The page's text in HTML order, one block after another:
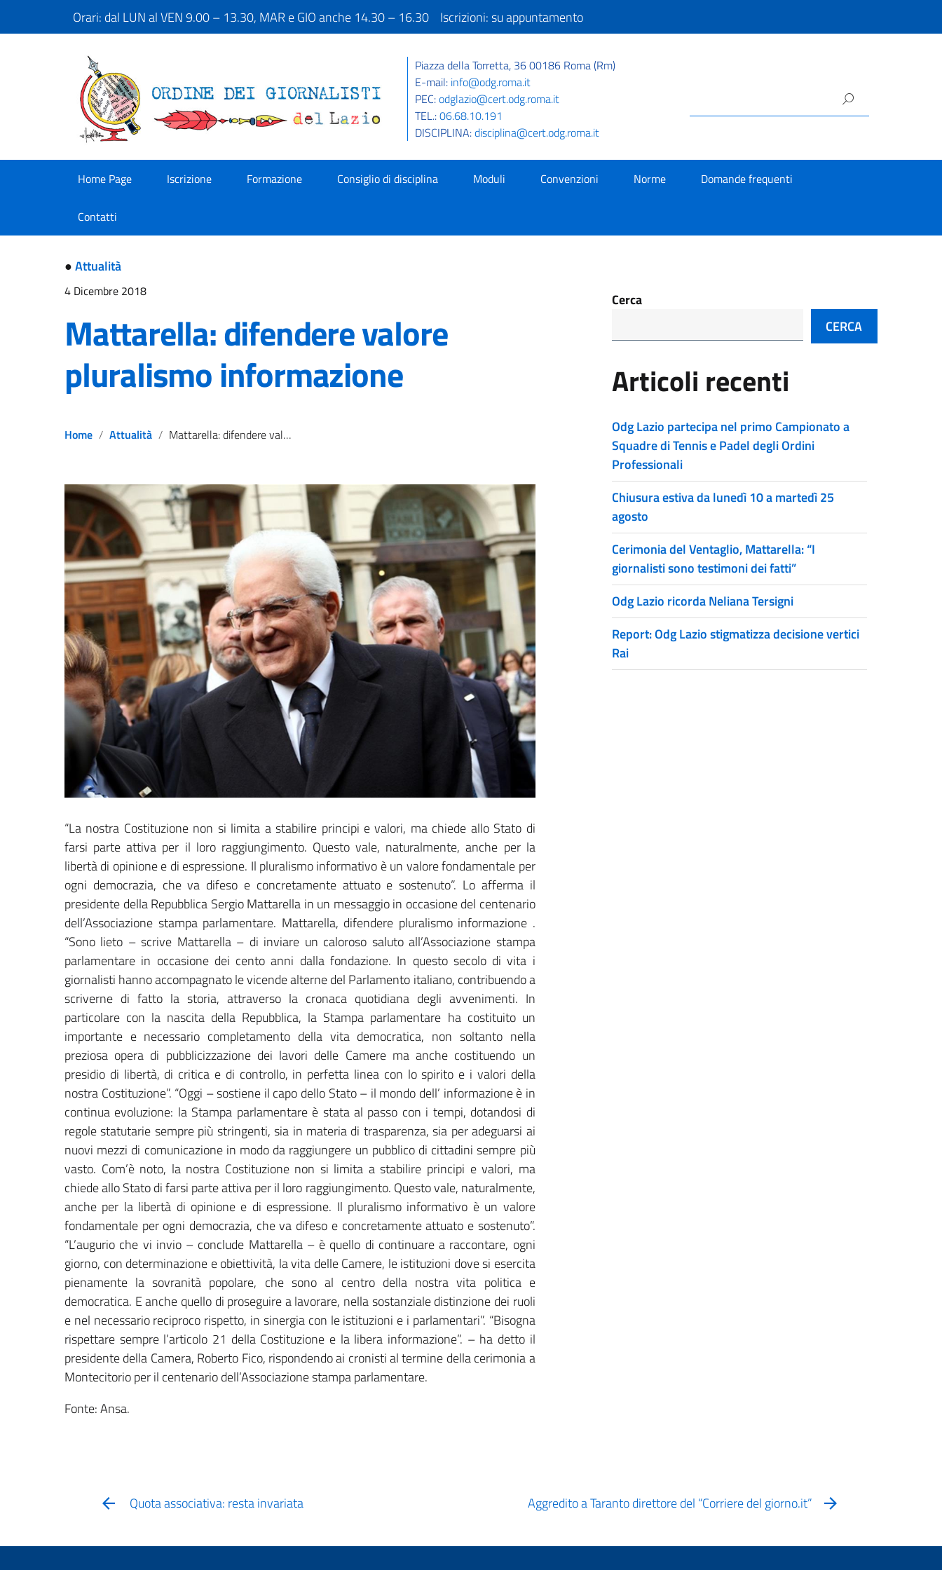
Orari: dal LUN al VEN 9.00 – 13.30, MAR e GIO anche 14.30 – 16.30 Iscrizioni: su appuntamento
Piazza della Torretta, 36 00186 Roma (Rm)
E-mail: info@odg.roma.it
PEC:odglazio@cert.odg.roma.it
TEL.:06.68.10.191
DISCIPLINA:disciplina@cert.odg.roma.it
Home Page Iscrizione Formazione Consiglio di disciplina Moduli Convenzioni Norme Domande frequenti
Contatti
●Attualità
4 Dicembre 2018
Mattarella: difendere valore
pluralismo informazione
Home Attualità Mattarella: difendere valore pluralismo informazione
“La nostra Costituzione non si limita a stabilire principi e valori, ma chiede allo Stato di
farsi parte attiva per il loro raggiungimento. Questo vale, naturalmente, anche per la
libertà di opinione e di espressione. Il pluralismo informativo è un valore fondamentale per
ogni democrazia, che va difeso e concretamente attuato e sostenuto”. Lo afferma il
presidente della Repubblica Sergio Mattarella in un messaggio in occasione del centenario
dell’Associazione stampa parlamentare. Mattarella, difendere pluralismo informazione .
“Sono lieto – scrive Mattarella – di inviare un caloroso saluto all’Associazione stampa
parlamentare in occasione dei cento anni dalla fondazione. In questo secolo di vita i
giornalisti hanno accompagnato le vicende alterne del Parlamento italiano, contribuendo a
scriverne di fatto la storia, attraverso la cronaca quotidiana degli avvenimenti. In
particolare con la nascita della Repubblica, la Stampa parlamentare ha costituito un
importante e necessario completamento della vita democratica, non soltanto nella
preziosa opera di pubblicizzazione dei lavori delle Camere ma anche costituendo un
presidio di libertà, di critica e di controllo, in perfetta linea con lo spirito e i valori della
nostra Costituzione”. “Oggi – sostiene il capo dello Stato – il mondo dell’ informazione è in
continua evoluzione: la Stampa parlamentare è stata al passo con i tempi, dotandosi di
regole statutarie sempre più stringenti, sia in materia di trasparenza, sia per adeguarsi ai
nuovi mezzi di comunicazione in modo da raggiungere un pubblico di cittadini sempre più
vasto. Com’è noto, la nostra Costituzione non si limita a stabilire principi e valori, ma
chiede allo Stato di farsi parte attiva per il loro raggiungimento. Questo vale, naturalmente,
anche per la libertà di opinione e di espressione. Il pluralismo informativo è un valore
fondamentale per ogni democrazia, che va difeso e concretamente attuato e sostenuto”.
“L’augurio che vi invio – conclude Mattarella – è quello di continuare a raccontare, ogni
giorno, con determinazione e obiettività, la vita delle Camere, le istituzioni dove si esercita
pienamente la sovranità popolare, che sono al centro della nostra vita politica e
democratica. E anche quello di proseguire a lavorare, nella sostanziale distinzione dei ruoli
e nel necessario reciproco rispetto, in sinergia con le istituzioni e i parlamentari”. “Bisogna
rispettare sempre l’articolo 21 della Costituzione e la libera informazione”. – ha detto il
presidente della Camera, Roberto Fico, rispondendo ai cronisti al termine della cerimonia a
Montecitorio per il centenario dell’Associazione stampa parlamentare.
Fonte: Ansa.
Cerca
CERCA
Articoli recenti
Odg Lazio partecipa nel primo Campionato a
Squadre di Tennis e Padel degli Ordini
Professionali
Chiusura estiva da lunedì 10 a martedì 25
agosto
Cerimonia del Ventaglio, Mattarella: “I
giornalisti sono testimoni dei fatti”
Odg Lazio ricorda Neliana Tersigni
Report: Odg Lazio stigmatizza decisione vertici
Rai
Quota associativa: resta invariata Aggredito a Taranto direttore del “Corriere del giorno.it”